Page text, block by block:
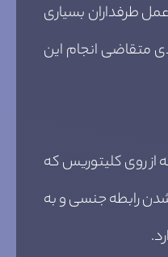
طرفداران بسیاری
متقاضی انجام این
روی کلیتوریس که
شدن رابطه جنسی و به